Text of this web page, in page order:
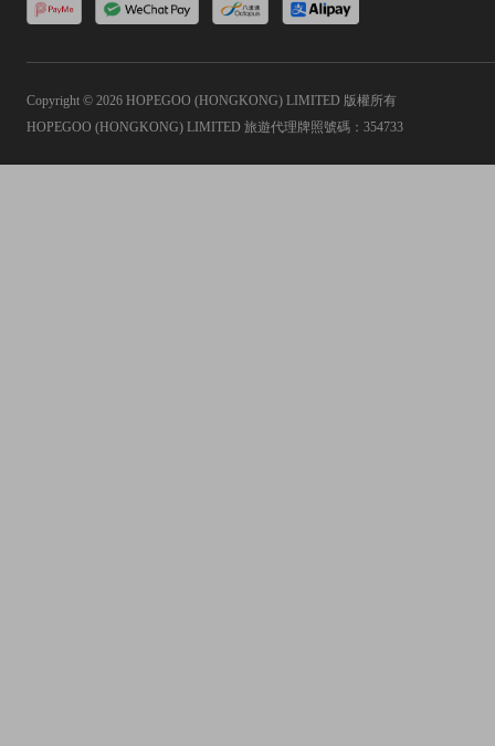
Copyright © 2026 HOPEGOO (HONGKONG) LIMITED 版權所有
HOPEGOO (HONGKONG) LIMITED 旅遊代理牌照號碼：354733